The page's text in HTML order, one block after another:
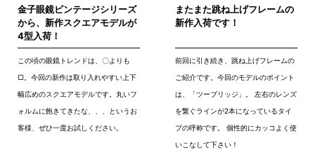
金子眼鏡ビンテージシリーズ
から、新作スクエアモデルが
4型入荷！
この頃の眼鏡トレンドは、〇よりも
▢。今回の新作は取り入れやすい上下
幅広めのスクエアモデルです。丸いフ
ォルムに飽きてきたな、、、というお
客様、ぜひ一度お試しください。
またまた跳ね上げフレームの
新作入荷です！
前回に引き続き、跳ね上げフレームの
ご紹介です。今回のモデルのポイント
は、「ツーブリッジ」。 左右のレンズ
を繋ぐラインが2本になっているタイ
プの呼称です。 個性的にカッコよく使
いこなして下さい！